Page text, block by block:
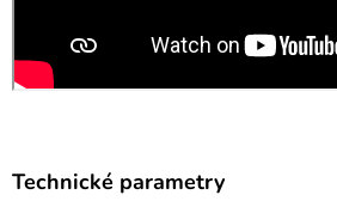
Technické parametry